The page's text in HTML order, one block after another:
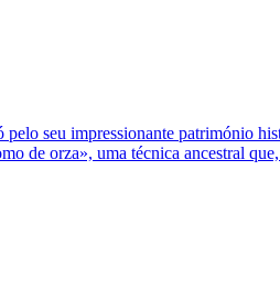
seu impressionante património
de orza», uma técnica ancestral